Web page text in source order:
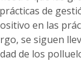
de
en las
se siguen
de los